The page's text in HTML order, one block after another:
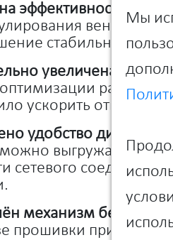
эффективность
стабильности
увеличена
оптимизации работы с
ускорить отклик
удобство
выгружать все
сетевого
механизм
прошивки применён
Мы